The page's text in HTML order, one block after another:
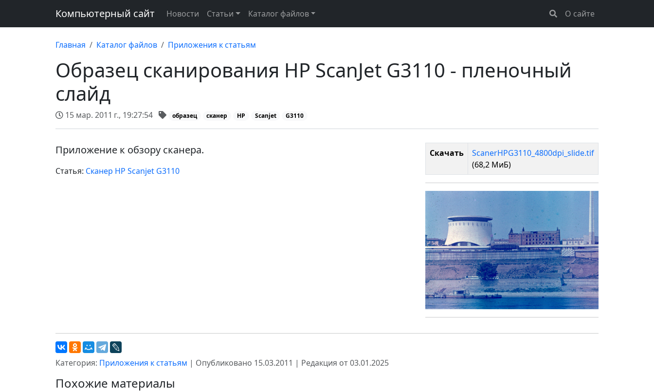
Компьютерный сайт Новости Статьи Каталог файлов О сайте
Главная Каталог файлов Приложения к статьям
Образец сканирования HP ScanJet G3110 - пленочный
слайд
15 мар. 2011 г., 19:27:54 образец сканер HP Scanjet G3110
Приложение к обзору сканера.
Статья: Сканер HP Scanjet G3110
Скачать
ScanerHPG3110_4800dpi_slide.tif
(68,2 МиБ)
Категория: Приложения к статьям | Опубликовано 15.03.2011 | Редакция от 03.01.2025
Похожие материалы